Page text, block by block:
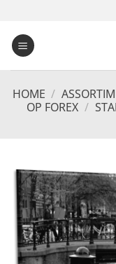
inhoud
HOME /
OP FOREX /